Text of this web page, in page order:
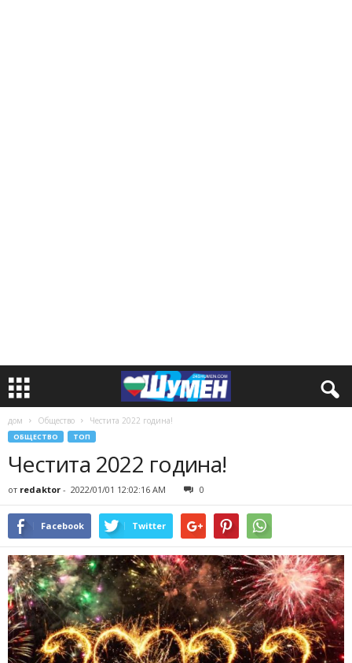
дом Общество Честита 2022 година!
ОБЩЕСТВО ТОП
Честита 2022 година!
от redaktor - 2022/01/01 12:02:16 AM 0
Facebook Twitter